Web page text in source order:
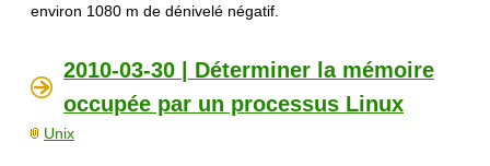
environ 1080 m de dénivelé négatif.
2010-03-30 | Déterminer la mémoire
occupée par un processus Linux
Unix